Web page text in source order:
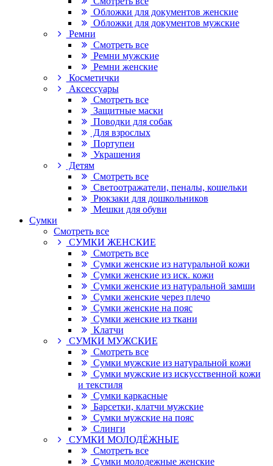
Обложки для документов женские
Обложки для документов мужские
Ремни
Смотреть все
Ремни мужские
Ремни женские
Косметички
Аксессуары
Смотреть все
Защитные маски
Поводки для собак
Для взрослых
Портупеи
Украшения
Детям
Смотреть все
Светоотражатели, пеналы, кошельки
Рюкзаки для дошкольников
Мешки для обуви
Сумки
Смотреть все
СУМКИ ЖЕНСКИЕ
Смотреть все
Сумки женские из натуральной кожи
Сумки женские из иск. кожи
Сумки женские из натуральной замши
Сумки женские через плечо
Сумки женские на пояс
Сумки женские из ткани
Клатчи
СУМКИ МУЖСКИЕ
Смотреть все
Сумки мужские из натуральной кожи
Сумки мужские из искусственной кожи
и текстиля
Сумки каркасные
Барсетки, клатчи мужские
Сумки мужские на пояс
Слинги
СУМКИ МОЛОДЁЖНЫЕ
Смотреть все
Сумки молодежные женские